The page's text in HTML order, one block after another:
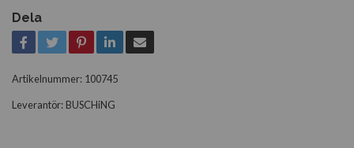
Dela
Artikelnummer: 100745
Leverantör: BUSCHiNG